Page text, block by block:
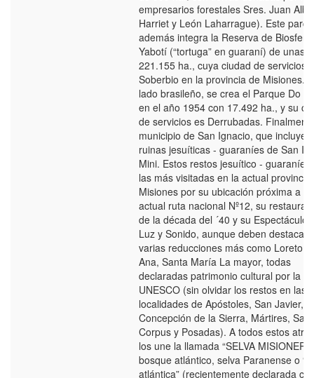
empresarios forestales Sres. Juan
Harriet y León Laharrague). Este
además integra la Reserva de Biosfera
Yabotí (“tortuga” en guaraní) de unas
221.155 ha., cuya ciudad de servicios
Soberbio en la provincia de Misiones.
lado brasileño, se crea el Parque Do
en el año 1954 con 17.492 ha., y su
de servicios es Derrubadas.
municipio de San Ignacio, que incluye
ruinas jesuíticas - guaraníes de San
Mini. Estos restos jesuítico - guaraníes
las más visitadas en la actual provincia
Misiones por su ubicación próxima a la
actual ruta nacional Nº12, su
de la década del ´40 y su Espectáculo
Luz y Sonido, aunque deben
varias reducciones más como Loreto,
Ana, Santa María La mayor, todas
declaradas patrimonio cultural por la
UNESCO (sin olvidar los restos en las
localidades de Apóstoles, San Javier,
Concepción de la Sierra, Mártires, San
Corpus y Posadas). A todos estos
los une la llamada “SELVA
bosque atlántico, selva Paranense o
atlántica” (recientemente declarada